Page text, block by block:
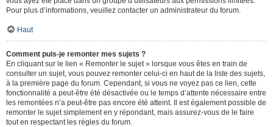
Pour plus d’informations, veuillez contacter un administrateur du forum.
Haut
Comment puis-je remonter mes sujets ?
En cliquant sur le lien « Remonter le sujet » lorsque vous êtes en train de
consulter un sujet, vous pouvez remonter celui-ci en haut de la liste des sujets,
à la première page du forum. Cependant, si vous ne voyez pas ce lien, cette
fonctionnalité a peut-être été désactivée ou le temps d’attente nécessaire entre
les remontées n’a peut-être pas encore été atteint. Il est également possible de
remonter le sujet simplement en y répondant, mais assurez-vous de le faire
tout en respectant les règles du forum.